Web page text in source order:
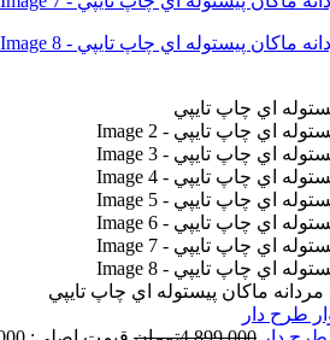
ماکان پيستوله اي چاپ تايپي